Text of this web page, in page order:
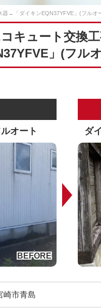
→「ダイキンEQN37YFVE」(フルオ
キュート交換
」(フル
オート ダ
崎市青島